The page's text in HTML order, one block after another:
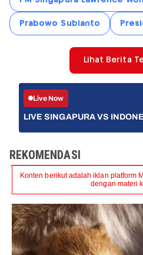
Prabowo Subianto
Lihat Berita
Live Now
LIVE SINGAPURA VS